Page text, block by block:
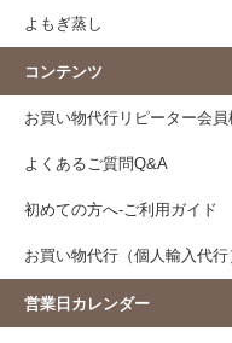
よもぎ蒸し
コンテンツ
お買い物代行リピーター会員
よくあるご質問Q&A
初めての方へ-ご利用ガイド
お買い物代行（個人輸入代行
営業日カレンダー